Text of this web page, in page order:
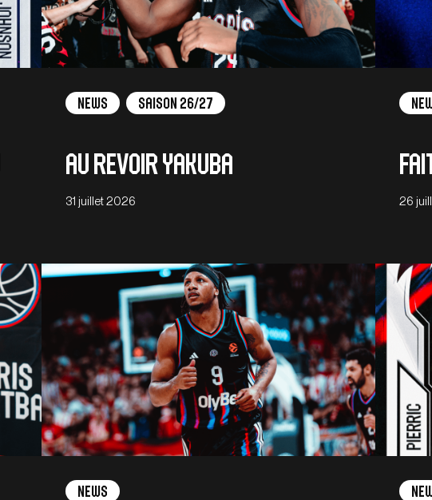
News Saison 26/27
Au revoir Yakuba
31 juillet 2026 26
News